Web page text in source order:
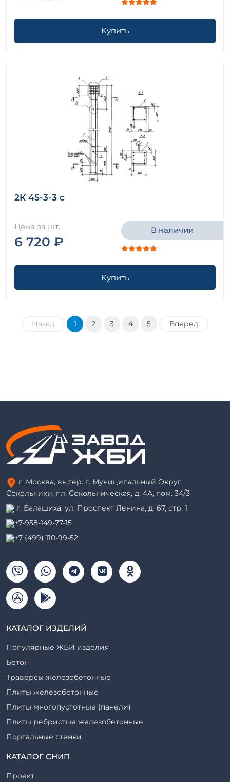
Купить
2К 45-3-3 с
Цена за шт.
6 720 ₽
В наличии
Купить
Назад 1 2 3 4 5 Вперед
г. Москва, вн.тер. г. Муниципальный Округ
Сокольники, пл. Сокольническая, д. 4А, пом. 34/3
г. Балашиха, ул. Проспект Ленина, д. 67, стр. 1
+7-958-149-77-15
+7 (499) 110-99-52
КАТАЛОГ ИЗДЕЛИЙ
Популярные ЖБИ изделия
Бетон
Траверсы железобетонные
Плиты железобетонные
Плиты многопустотные (панели)
Плиты ребристые железобетонные
Портальные стенки
Прогоны железобетонные
КАТАЛОГ СНИП
Проект